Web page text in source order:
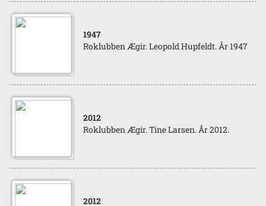
1947
Roklubben Ægir. Leopold Hupfeldt. År 1947
2012
Roklubben Ægir. Tine Larsen. År 2012.
2012